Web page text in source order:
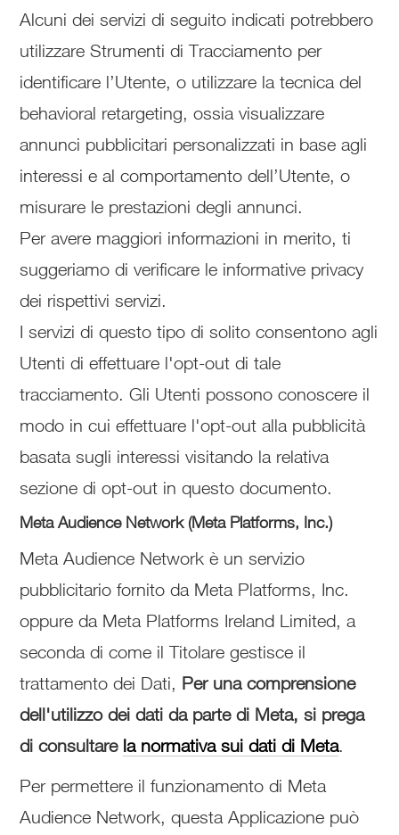
Alcuni dei servizi di seguito indicati potrebbero
utilizzare Strumenti di Tracciamento per
identificare l’Utente, o utilizzare la tecnica del
behavioral retargeting, ossia visualizzare
annunci pubblicitari personalizzati in base agli
interessi e al comportamento dell’Utente, o
misurare le prestazioni degli annunci.
Per avere maggiori informazioni in merito, ti
suggeriamo di verificare le informative privacy
dei rispettivi servizi.
I servizi di questo tipo di solito consentono agli
Utenti di effettuare l'opt-out di tale
tracciamento. Gli Utenti possono conoscere il
modo in cui effettuare l'opt-out alla pubblicità
basata sugli interessi visitando la relativa
sezione di opt-out in questo documento.
Meta Audience Network (Meta Platforms, Inc.)
Meta Audience Network è un servizio
pubblicitario fornito da Meta Platforms, Inc.
oppure da Meta Platforms Ireland Limited, a
seconda di come il Titolare gestisce il
trattamento dei Dati, Per una comprensione
dell'utilizzo dei dati da parte di Meta, si prega
di consultare la normativa sui dati di Meta.
Per permettere il funzionamento di Meta
Audience Network, questa Applicazione può